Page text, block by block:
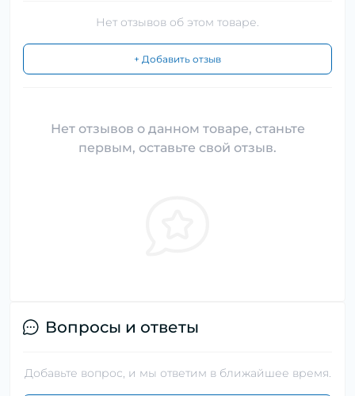
Нет отзывов об этом товаре.
+ Добавить отзыв
Нет отзывов о данном товаре, станьте
первым, оставьте свой отзыв.
Вопросы и ответы
Добавьте вопрос, и мы ответим в ближайшее время.